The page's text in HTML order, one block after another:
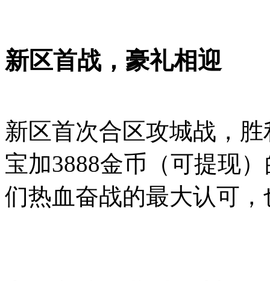
新区首战，豪礼相迎
新区首次合区攻城战，
宝加3888金币（可提现
们热血奋战的最大认可